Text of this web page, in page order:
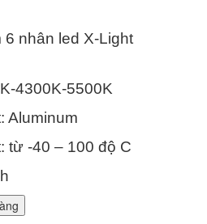
nhân led X-Light
4300K-5500K
Aluminum
từ -40 – 100 độ C